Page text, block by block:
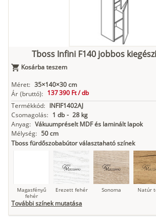
Nádzöld
Antracit Matt fekete
Tboss Infini F140 jobbos
Kosárba teszem
Méret: 35×140×30 cm
Ár (bruttó): 137 390 Ft /db
Termékkód: INFIF1402AJ
Csomagolás: 1 db - 28 kg
Anyag: Vákuumpréselt MDF és laminált lapok
Mélység: 50 cm
Tboss fürdőszobabútor választaható színek
Magasfényű
fehér
Erezett fehér Sonoma Natúr
További színek mutatása